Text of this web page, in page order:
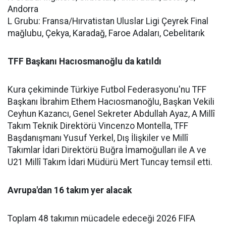
Andorra
L Grubu: Fransa/Hırvatistan Uluslar Ligi Çeyrek Final
mağlubu, Çekya, Karadağ, Faroe Adaları, Cebelitarık
TFF Başkanı Hacıosmanoğlu da katıldı
Kura çekiminde Türkiye Futbol Federasyonu'nu TFF
Başkanı İbrahim Ethem Hacıosmanoğlu, Başkan Vekili
Ceyhun Kazancı, Genel Sekreter Abdullah Ayaz, A Millî
Takım Teknik Direktörü Vincenzo Montella, TFF
Başdanışmanı Yusuf Yerkel, Dış İlişkiler ve Millî
Takımlar İdari Direktörü Buğra İmamoğulları ile A ve
U21 Millî Takım İdari Müdürü Mert Tuncay temsil etti.
Avrupa'dan 16 takım yer alacak
Toplam 48 takımın mücadele edeceği 2026 FIFA